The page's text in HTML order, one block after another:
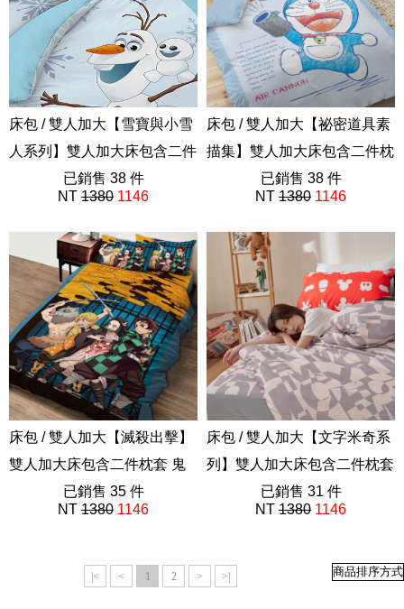
床包 / 雙人加大【雪寶與小雪
人系列】雙人加大床包含二件
枕套 冰雪奇緣
ABE201
已銷售 38 件
NT 1380 1146
床包 / 雙人加大【祕密道具素
描集】雙人加大床包含二件枕
套 哆啦A夢 Doraemon
ABF201
已銷售 38 件
NT 1380 1146
床包 / 雙人加大【滅殺出擊】
雙人加大床包含二件枕套 鬼
ABF212
已銷售 35 件
NT 1380 1146
床包 / 雙人加大【文字米奇系
列】雙人加大床包含二件枕套
ABE201
已銷售 31 件
NT 1380 1146
|< < 1 2 > >|